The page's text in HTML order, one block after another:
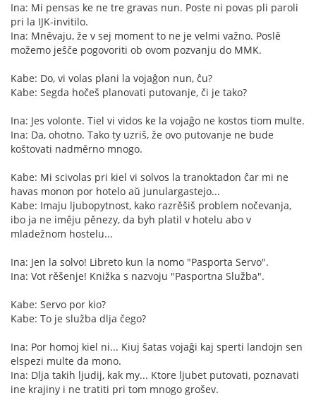
Ina: Mi pensas ke ne tre gravas nun. Poste ni povas pli paroli
pri la IJK-invitilo.
Ina: Mněvaju, že v sej moment to ne je velmi važno. Poslě
možemo jeŝče pogovoriti ob ovom pozvanju do MMK.
Kabe: Do, vi volas plani la vojaĝon nun, ĉu?
Kabe: Segda hočeš planovati putovanje, či je tako?
Ina: Jes volonte. Tiel vi vidos ke la vojaĝo ne kostos tiom multe.
Ina: Da, ohotno. Tako ty uzriš, že ovo putovanje ne bude
koštovati nadměrno mnogo.
Kabe: Mi scivolas pri kiel vi solvos la tranoktadon ĉar mi ne
havas monon por hotelo aŭ junulargastejo...
Kabe: Imaju ljubopytnost, kako razrěšiš problem nočevanja,
ibo ja ne iměju pěnezy, da byh platil v hotelu abo v
mladežnom hostelu...
Ina: Jen la solvo! Libreto kun la nomo "Pasporta Servo".
Ina: Vot rěšenje! Knižka s nazvoju "Pasportna Služba".
Kabe: Servo por kio?
Kabe: To je služba dlja čego?
Ina: Por homoj kiel ni... Kiuj ŝatas vojaĝi kaj sperti landojn sen
elspezi multe da mono.
Ina: Dlja takih ljudij, kak my... Ktore ljubet putovati, poznavati
ine krajiny i ne tratiti pri tom mnogo grošev.